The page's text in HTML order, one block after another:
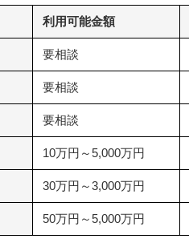
利用可能金額
要相談
要相談
要相談
10万円～5,000万円
30万円～3,000万円
50万円～5,000万円